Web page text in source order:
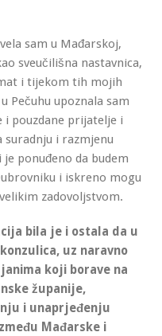
sam u Mađarskoj,
sveučilišna nastavnica,
i tijekom tih mojih
Pečuhu upoznala sam
i pouzdane prijatelje i
suradnju i razmjenu
ponuđeno da budem
i iskreno mogu
zadovoljstvom.
bila je i ostala da u
uz naravno
koji borave na
županije,
i unaprjeđenju
Mađarske i